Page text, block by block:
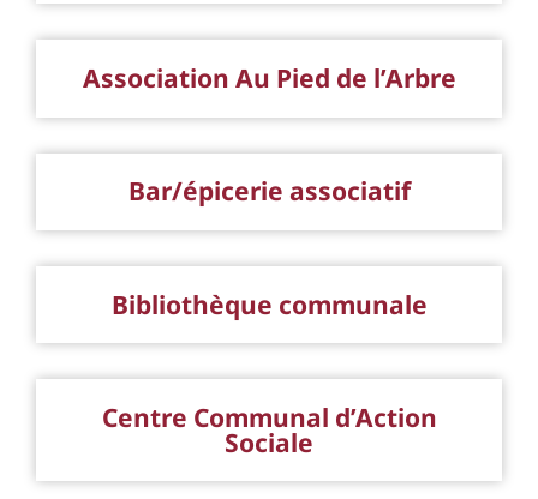
Association Au Pied de l’Arbre
Bar/épicerie associatif
Bibliothèque communale
Centre Communal d’Action
Sociale